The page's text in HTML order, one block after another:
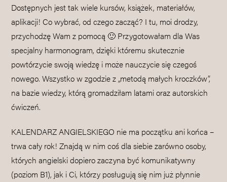
Dostępnych jest tak wiele kursów, książek, materiałów,
aplikacji! Co wybrać, od czego zacząć? I tu, moi drodzy,
przychodzę Wam z pomocą 🙂 Przygotowałam dla Was
specjalny harmonogram, dzięki któremu skutecznie
powtórzycie swoją wiedzę i może nauczycie się czegoś
nowego. Wszystko w zgodzie z „metodą małych kroczków”,
na bazie wiedzy, którą gromadziłam latami oraz autorskich
ćwiczeń.
KALENDARZ ANGIELSKIEGO nie ma początku ani końca –
trwa cały rok! Znajdą w nim coś dla siebie zarówno osoby,
których angielski dopiero zaczyna być komunikatywny
(poziom B1), jak i Ci, którzy posługują się nim już płynnie